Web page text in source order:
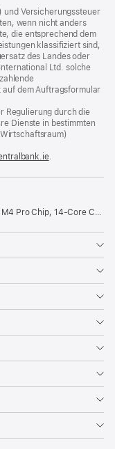
und Versicherungssteuer
wenn nicht anders
die entsprechend dem
klassifiziert sind,
des Landes oder
Ltd. solche
dem Auftragsformular
Regulierung durch die
Dienste in bestimmten
(Öffnet
neues
.
CPU und 20‑Core GPU - Silber